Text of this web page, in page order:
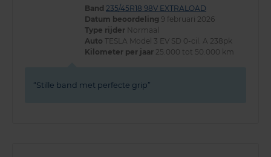
Band 235/45R18 98V EXTRALOAD
Datum beoordeling 9 februari 2026
Type rijder Normaal
Auto TESLA Model 3 EV SD 0-cil. A 238pk
Kilometer per jaar 25.000 tot 50.000 km
Stille band met perfecte grip